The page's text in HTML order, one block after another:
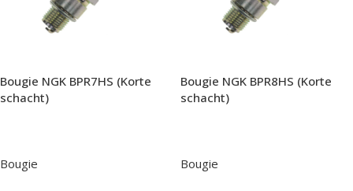
Bougie NGK BPR7HS (Korte
schacht)
Bougie
Bougie NGK BPR8HS (Korte
schacht)
Bougie